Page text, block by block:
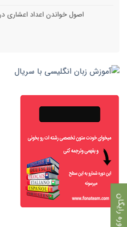
اصول خواندن اعداد اعشاری
مشاوره رایگان